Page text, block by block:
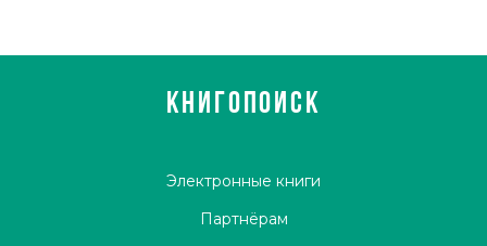
КНИГОПОИСК
Электронные книги
Партнёрам